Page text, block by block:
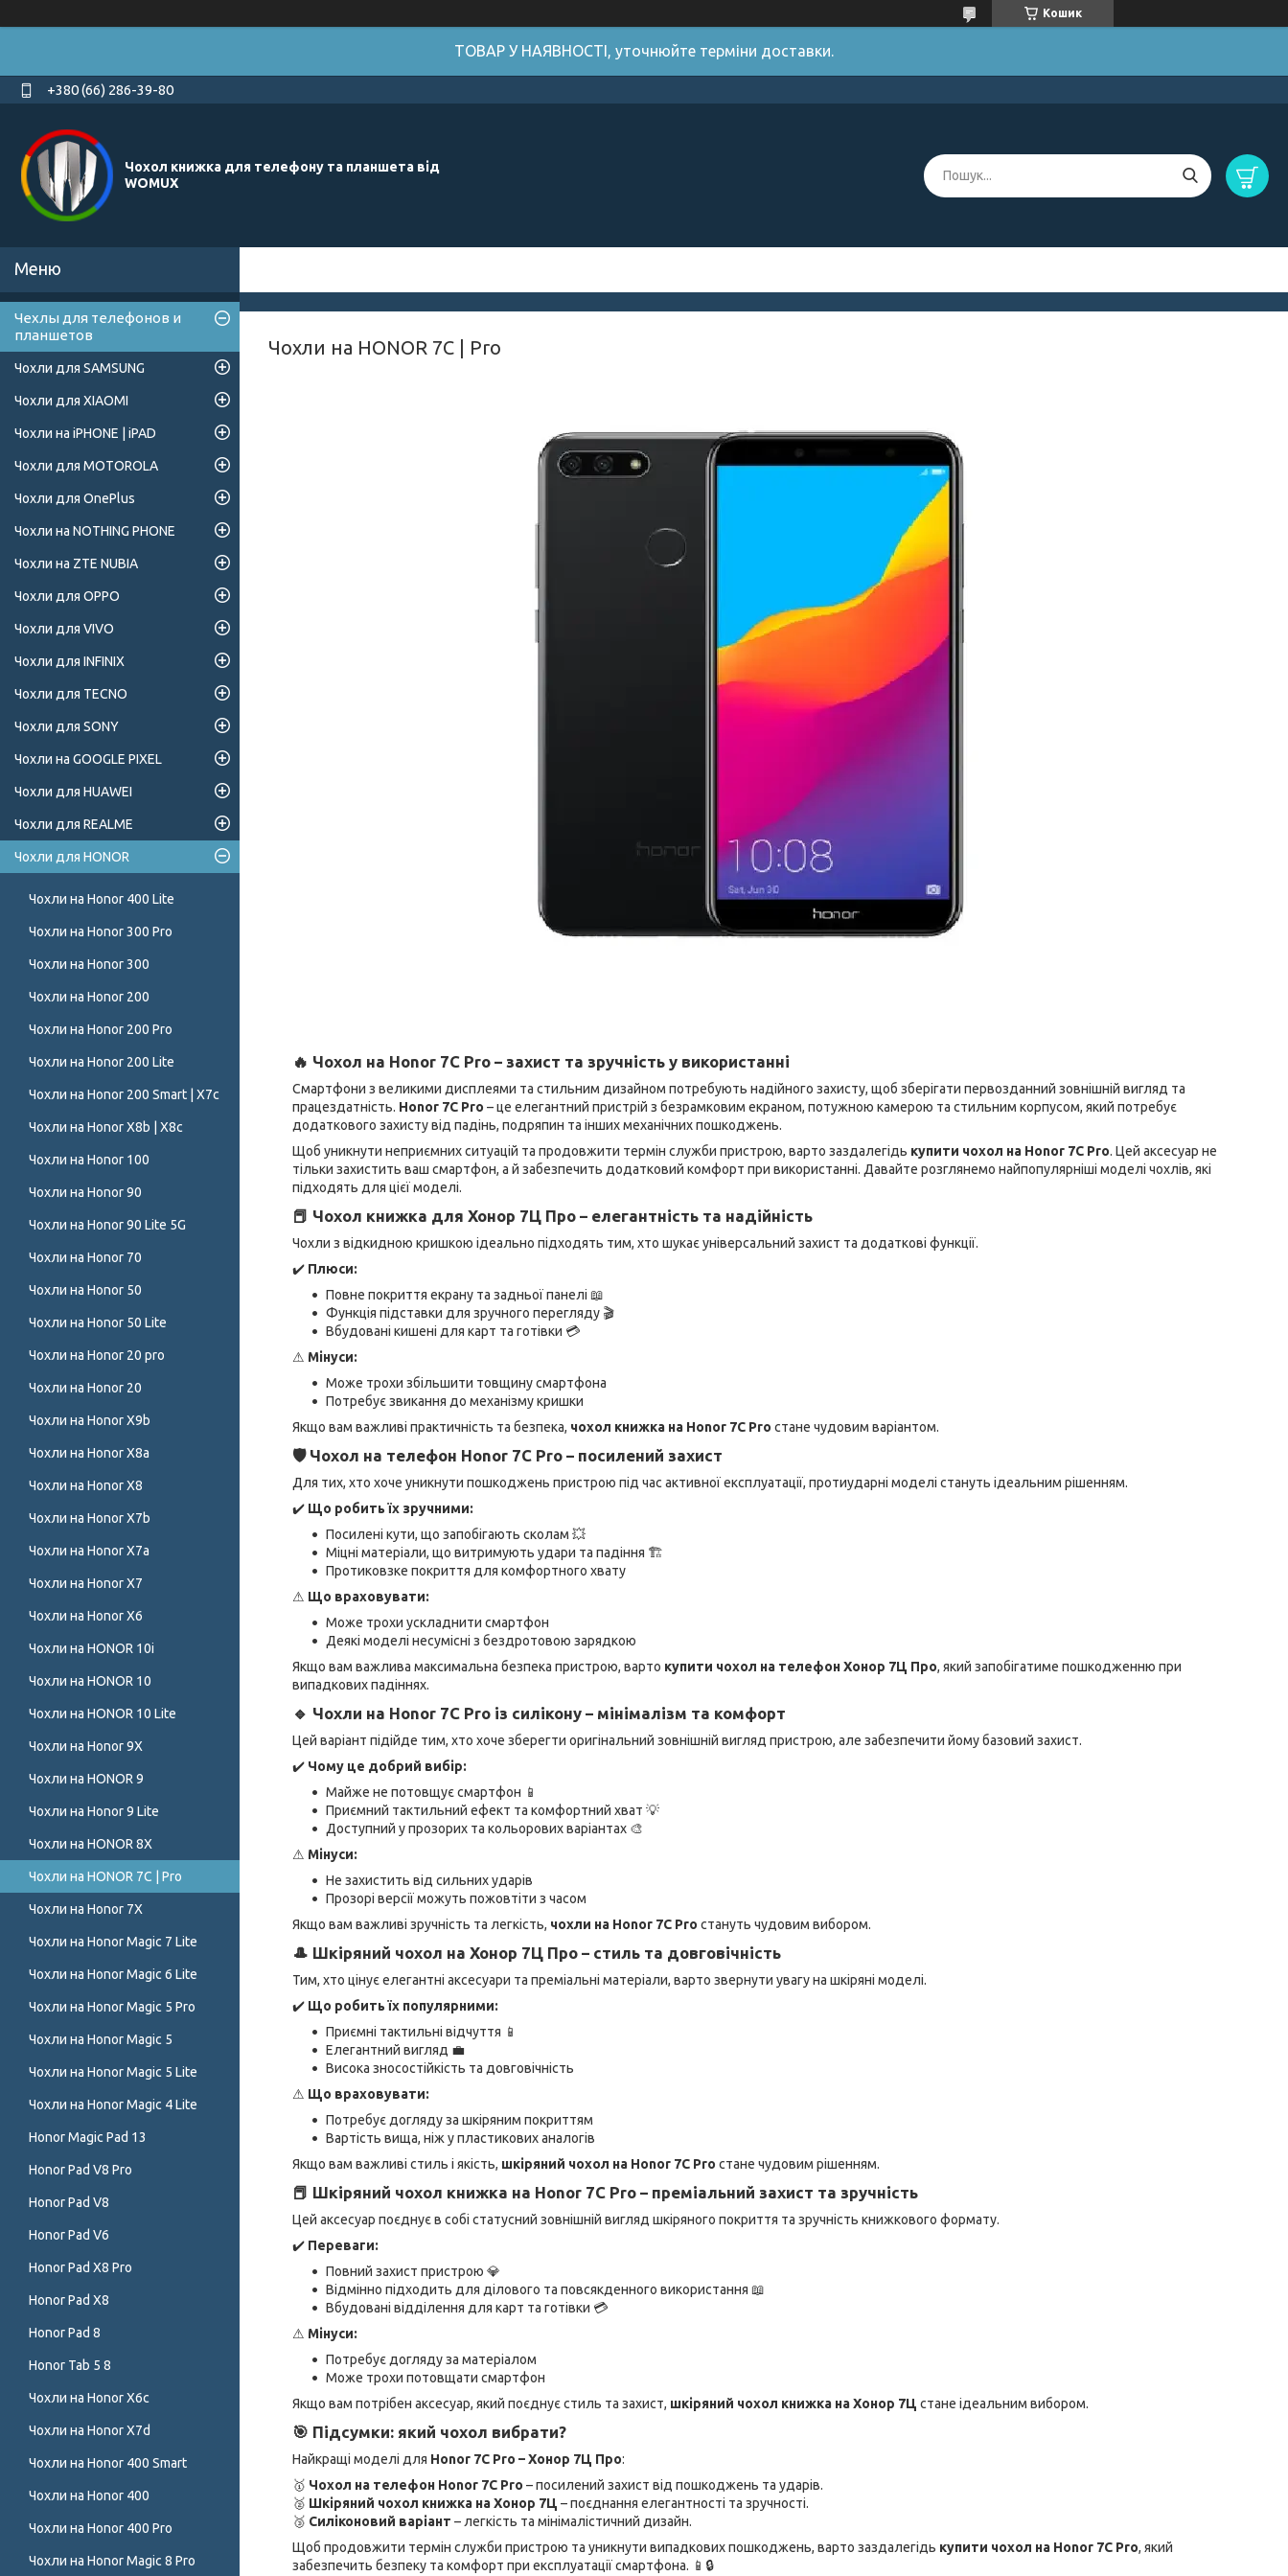
Кошик
ТОВАР У НАЯВНОСТІ, уточнюйте терміни доставки.
+380 (66) 286-39-80
Чохол книжка для телефону та планшета від
WOMUX
Чохли на HONOR 7C | Pro
🔥 Чохол на Honor 7C Pro – захист та зручність у використанні
Смартфони з великими дисплеями та стильним дизайном потребують надійного захисту, щоб зберігати первозданний зовнішній вигляд та
працездатність. Honor 7C Pro – це елегантний пристрій з безрамковим екраном, потужною камерою та стильним корпусом, який потребує
додаткового захисту від падінь, подряпин та інших механічних пошкоджень.
Щоб уникнути неприємних ситуацій та продовжити термін служби пристрою, варто заздалегідь купити чохол на Honor 7C Pro. Цей аксесуар не
тільки захистить ваш смартфон, а й забезпечить додатковий комфорт при використанні. Давайте розглянемо найпопулярніші моделі чохлів, які
підходять для цієї моделі.
📕 Чохол книжка для Хонор 7Ц Про – елегантність та надійність
Чохли з відкидною кришкою ідеально підходять тим, хто шукає універсальний захист та додаткові функції.
✔️ Плюси:
Повне покриття екрану та задньої панелі 📖
Функція підставки для зручного перегляду 🎬
Вбудовані кишені для карт та готівки 💳
⚠ Мінуси:
Може трохи збільшити товщину смартфона
Потребує звикання до механізму кришки
Якщо вам важливі практичність та безпека, чохол книжка на Honor 7C Pro стане чудовим варіантом.
🛡 Чохол на телефон Honor 7C Pro – посилений захист
Для тих, хто хоче уникнути пошкоджень пристрою під час активної експлуатації, протиударні моделі стануть ідеальним рішенням.
✔️ Що робить їх зручними:
Посилені кути, що запобігають сколам 💥
Міцні матеріали, що витримують удари та падіння 🏗
Протиковзке покриття для комфортного хвату
⚠ Що враховувати:
Може трохи ускладнити смартфон
Деякі моделі несумісні з бездротовою зарядкою
Якщо вам важлива максимальна безпека пристрою, варто купити чохол на телефон Хонор 7Ц Про, який запобігатиме пошкодженню при
випадкових падіннях.
🔹 Чохли на Honor 7C Pro із силікону – мінімалізм та комфорт
Цей варіант підійде тим, хто хоче зберегти оригінальний зовнішній вигляд пристрою, але забезпечити йому базовий захист.
✔️ Чому це добрий вибір:
Майже не потовщує смартфон 📱
Приємний тактильний ефект та комфортний хват 💡
Доступний у прозорих та кольорових варіантах 🎨
⚠ Мінуси:
Не захистить від сильних ударів
Прозорі версії можуть пожовтіти з часом
Якщо вам важливі зручність та легкість, чохли на Honor 7C Pro стануть чудовим вибором.
🎩 Шкіряний чохол на Хонор 7Ц Про – стиль та довговічність
Тим, хто цінує елегантні аксесуари та преміальні матеріали, варто звернути увагу на шкіряні моделі.
✔️ Що робить їх популярними:
Приємні тактильні відчуття 📱
Елегантний вигляд 💼
Висока зносостійкість та довговічність
⚠ Що враховувати:
Потребує догляду за шкіряним покриттям
Вартість вища, ніж у пластикових аналогів
Якщо вам важливі стиль і якість, шкіряний чохол на Honor 7C Pro стане чудовим рішенням.
📕 Шкіряний чохол книжка на Honor 7C Pro – преміальний захист та зручність
Цей аксесуар поєднує в собі статусний зовнішній вигляд шкіряного покриття та зручність книжкового формату.
✔️ Переваги:
Повний захист пристрою 💎
Відмінно підходить для ділового та повсякденного використання 📖
Вбудовані відділення для карт та готівки 💳
⚠ Мінуси:
Потребує догляду за матеріалом
Може трохи потовщати смартфон
Якщо вам потрібен аксесуар, який поєднує стиль та захист, шкіряний чохол книжка на Хонор 7Ц стане ідеальним вибором.
🎯 Підсумки: який чохол вибрати?
Найкращі моделі для Honor 7C Pro – Хонор 7Ц Про:
🥇 Чохол на телефон Honor 7C Pro – посилений захист від пошкоджень та ударів.
🥈 Шкіряний чохол книжка на Хонор 7Ц – поєднання елегантності та зручності.
🥉 Силіконовий варіант – легкість та мінімалістичний дизайн.
Щоб продовжити термін служби пристрою та уникнути випадкових пошкоджень, варто заздалегідь купити чохол на Honor 7C Pro, який
забезпечить безпеку та комфорт при експлуатації смартфона. 📱🔒
Чехлы для телефонов и
планшетов
Чохли для SAMSUNG
Чохли для XIAOMI
Чохли на iPHONE | iPAD
Чохли для MOTOROLA
Чохли для OnePlus
Чохли на NOTHING PHONE
Чохли на ZTE NUBIA
Чохли для OPPO
Чохли для VIVO
Чохли для INFINIX
Чохли для TECNO
Чохли для SONY
Чохли на GOOGLE PIXEL
Чохли для HUAWEI
Чохли для REALME
Чохли для HONOR
Чохли на Honor 400 Lite
Чохли на Honor 300 Pro
Чохли на Honor 300
Чохли на Honor 200
Чохли на Honor 200 Pro
Чохли на Honor 200 Lite
Чохли на Honor 200 Smart | X7c
Чохли на Honor X8b | X8c
Чохли на Honor 100
Чохли на Honor 90
Чохли на Honor 90 Lite 5G
Чохли на Honor 70
Чохли на Honor 50
Чохли на Honor 50 Lite
Чохли на Honor 20 pro
Чохли на Honor 20
Чохли на Honor X9b
Чохли на Honor X8a
Чохли на Honor X8
Чохли на Honor X7b
Чохли на Honor X7a
Чохли на Honor X7
Чохли на Honor X6
Чохли на HONOR 10i
Чохли на HONOR 10
Чохли на HONOR 10 Lite
Чохли на Honor 9X
Чохли на HONOR 9
Чохли на Honor 9 Lite
Чохли на HONOR 8X
Чохли на HONOR 7C | Pro
Чохли на Honor 7X
Чохли на Honor Magic 7 Lite
Чохли на Honor Magic 6 Lite
Чохли на Honor Magic 5 Pro
Чохли на Honor Magic 5
Чохли на Honor Magic 5 Lite
Чохли на Honor Magic 4 Lite
Honor Magic Pad 13
Honor Pad V8 Pro
Honor Pad V8
Honor Pad V6
Honor Pad X8 Pro
Honor Pad X8
Honor Pad 8
Honor Tab 5 8
Чохли на Honor X6c
Чохли на Honor X7d
Чохли на Honor 400 Smart
Чохли на Honor 400
Чохли на Honor 400 Pro
Чохли на Honor Magic 8 Pro